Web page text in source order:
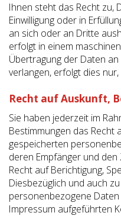
Ihnen steht das Recht zu,
Einwilligung oder in
an sich oder an Dritte
erfolgt in einem
Übertragung der Daten
verlangen, erfolgt dies
Recht auf Auskunft,
Sie haben jederzeit im
Bestimmungen das Recht
gespeicherten
deren Empfänger und
Recht auf Berichtigung,
Diesbezüglich und auch
personenbezogene
Impressum aufgeführten